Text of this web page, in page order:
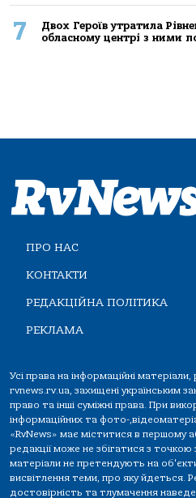
7
Двох Героїв утратила
обласному центрі з ними
ПРО НАС
КОНТАКТИ
РЕДАКЦІЙНА ПОЛІТИКА
РЕКЛАМА
Усі права на інформаційні
rvnews.rv.ua, захищені українським
право та інші суміжні права. При
інформаційних та фото-
«RvNews» має міститися в першому
редакції може не збігатися з точкою
матеріали не претендують на
висвітлення теми, про яку йдеться.
достовірність та тлумачення